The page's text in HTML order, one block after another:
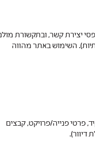
קשר, ובתקשורת מולנו
השימוש באתר מהווה
פנייה/פרויקט, קבצים